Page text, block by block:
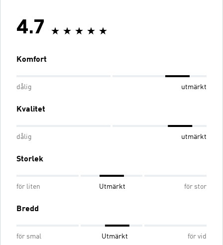
4.7
Komfort
dålig utmärkt
Kvalitet
dålig utmärkt
Storlek
för liten Utmärkt för stor
Bredd
för smal Utmärkt för vid